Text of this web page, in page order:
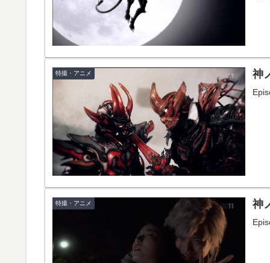
特撮・アニメ 神
特撮・アニメ 神